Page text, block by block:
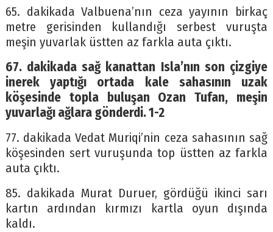
65. dakikada Valbuena’nın ceza yayının birkaç
metre gerisinden kullandığı serbest vuruşta
meşin yuvarlak üstten az farkla auta çıktı.
67. dakikada sağ kanattan Isla’nın son çizgiye
inerek yaptığı ortada kale sahasının uzak
köşesinde topla buluşan Ozan Tufan, meşin
yuvarlağı ağlara gönderdi. 1-2
77. dakikada Vedat Muriqi’nin ceza sahasının sağ
köşesinden sert vuruşunda top üstten az farkla
auta çıktı.
85. dakikada Murat Duruer, gördüğü ikinci sarı
kartın ardından kırmızı kartla oyun dışında
kaldı.